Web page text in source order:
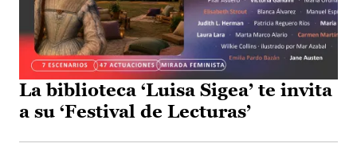
La biblioteca ‘Luisa Sigea’ te invita
a su ‘Festival de Lecturas’